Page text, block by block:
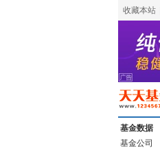
收藏本站
基金数据
基金公司